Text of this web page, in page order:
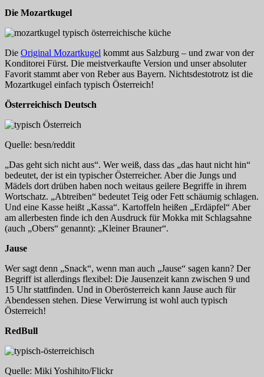
Die Mozartkugel
Die Original Mozartkugel kommt aus Salzburg – und zwar von der
Konditorei Fürst. Die meistverkaufte Version und unser absoluter
Favorit stammt aber von Reber aus Bayern. Nichtsdestotrotz ist die
Mozartkugel einfach typisch Österreich!
Österreichisch Deutsch
Quelle: besn/reddit
„Das geht sich nicht aus“. Wer weiß, dass das „das haut nicht hin“
bedeutet, der ist ein typischer Österreicher. Aber die Jungs und
Mädels dort drüben haben noch weitaus geilere Begriffe in ihrem
Wortschatz. „Abtreiben“ bedeutet Teig oder Fett schäumig schlagen.
Und eine Kasse heißt „Kassa“. Kartoffeln heißen „Erdäpfel“ Aber
am allerbesten finde ich den Ausdruck für Mokka mit Schlagsahne
(auch „Obers“ genannt): „Kleiner Brauner“.
Jause
Wer sagt denn „Snack“, wenn man auch „Jause“ sagen kann? Der
Begriff ist allerdings flexibel: Die Jausenzeit kann zwischen 9 und
15 Uhr stattfinden. Und in Oberösterreich kann Jause auch für
Abendessen stehen. Diese Verwirrung ist wohl auch typisch
Österreich!
RedBull
Quelle: Miki Yoshihito/Flickr